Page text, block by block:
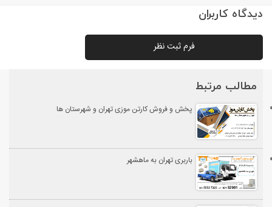
دیدگاه کاربران
فرم ثبت نظر
مطالب مرتبط
پخش و فروش کارتن موزی تهران و شهرستان ها
باربری تهران به ماهشهر